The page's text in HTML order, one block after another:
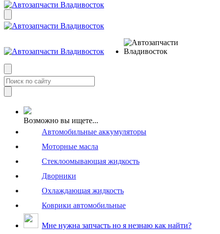
Возможно вы ищете...
Автомобильные аккумуляторы
Моторные масла
Стеклоомывающая жидкость
Дворники
Охлаждающая жидкость
Коврики автомобильные
Мне нужна запчасть но я незнаю как найти?